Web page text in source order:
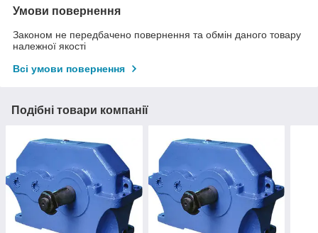
Умови повернення
Законом не передбачено повернення та обмін даного товару
належної якості
Всі умови повернення
Подібні товари компанії